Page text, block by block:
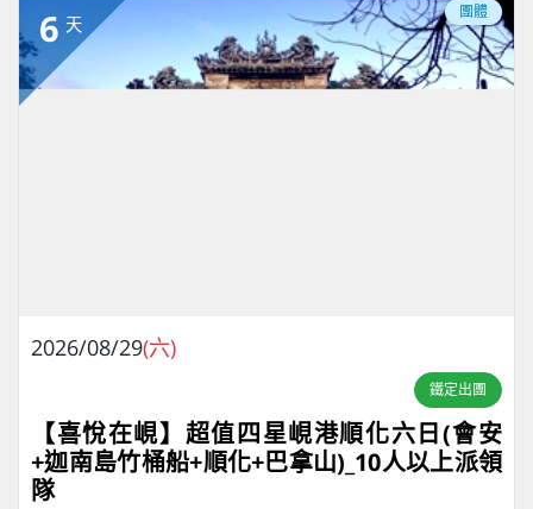
6 天
團體
2026/08/29(六)
鐵定出團
【喜悅在峴】超值四星峴港順化六日(會安
+迦南島竹桶船+順化+巴拿山)_10人以上派領
隊